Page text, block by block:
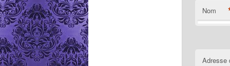
Nom
Adresse